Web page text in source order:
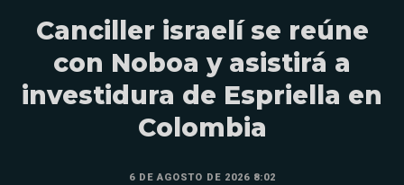
Canciller israelí se reúne
con Noboa y asistirá a
investidura de Espriella en
Colombia
6 DE AGOSTO DE 2026 8:02